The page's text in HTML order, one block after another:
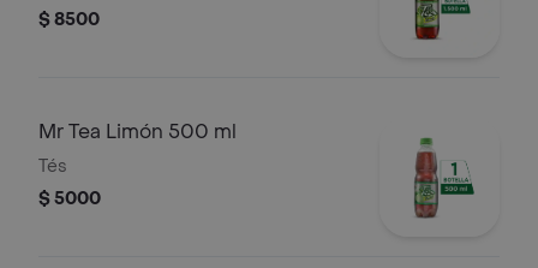
$ 8500
Mr Tea Limón 500 ml
Tés
$ 5000